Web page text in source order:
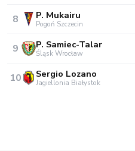
8 P. Mukairu
Pogoń Szczecin
9 P. Samiec-Talar
Śląsk Wrocław
10 Sergio Lozano
Jagiellonia Białystok